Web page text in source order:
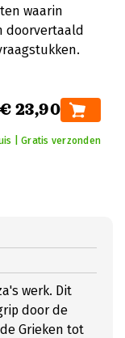
waarin
doorvertaald
€ 23,90
| Gratis verzonden
werk. Dit
door de
Grieken tot